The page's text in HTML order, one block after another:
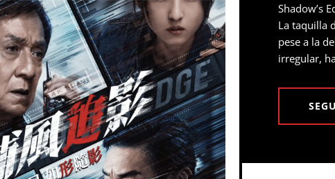
Shadow’s
La taquilla
pese a la
irregular,